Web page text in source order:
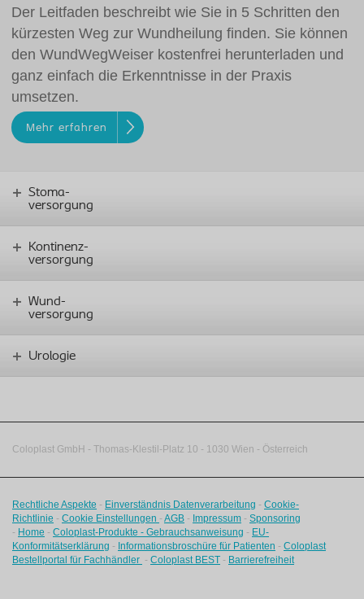
Der Leitfaden beschreibt wie Sie in 5 Schritten den
kürzesten Weg zur Wundheilung finden. Sie können
den WundWegWeiser kostenfrei herunterladen und
ganz einfach die Erkenntnisse in der Praxis
umsetzen.
Mehr erfahren
Stoma-
versorgung
Kontinenz-
versorgung
Wund-
versorgung
Urologie
Coloplast GmbH - Thomas-Klestil-Platz 10 - 1030 Wien - Österreich
Rechtliche Aspekte - Einverständnis Datenverarbeitung - Cookie-
Richtlinie - Cookie Einstellungen - AGB - Impressum - Sponsoring
- Home - Coloplast-Produkte - Gebrauchsanweisung - EU-
Konformitätserklärung - Informationsbroschüre für Patienten - Coloplast
Bestellportal für Fachhändler - Coloplast BEST - Barrierefreiheit